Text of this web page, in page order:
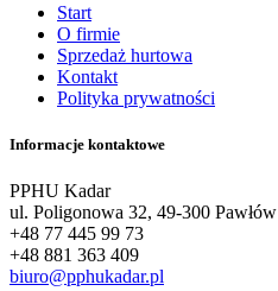
Start
O firmie
Sprzedaż hurtowa
Kontakt
Polityka prywatności
Informacje kontaktowe
PPHU Kadar
ul. Poligonowa 32, 49-300 Pawłów
+48 77 445 99 73
+48 881 363 409
biuro@pphukadar.pl